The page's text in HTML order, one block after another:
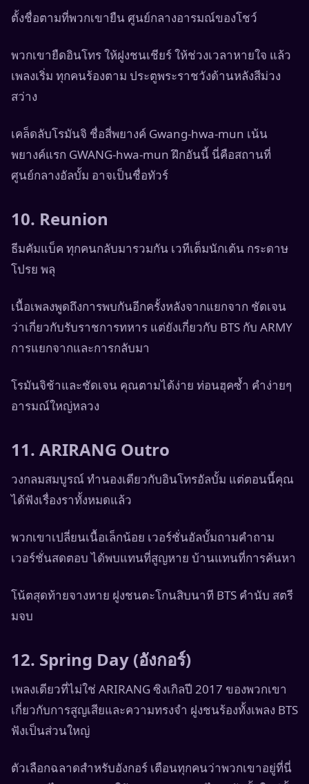
ตั้งชื่อตามที่พวกเขายืน ศูนย์กลางอารมณ์ของโชว์
พวกเขายืดอินโทร ให้ฝูงชนเชียร์ ให้ช่วงเวลาหายใจ แล้ว
เพลงเริ่ม ทุกคนร้องตาม ประตูพระราชวังด้านหลังสีม่วง
สว่าง
เคล็ดลับโรมันจิ ชื่อสี่พยางค์ Gwang-hwa-mun เน้น
พยางค์แรก GWANG-hwa-mun ฝึกอันนี้ นี่คือสถานที่
ศูนย์กลางอัลบั้ม อาจเป็นชื่อทัวร์
10. Reunion
ธีมคัมแบ็ค ทุกคนกลับมารวมกัน เวทีเต็มนักเต้น กระดาษ
โปรย พลุ
เนื้อเพลงพูดถึงการพบกันอีกครั้งหลังจากแยกจาก ชัดเจน
ว่าเกี่ยวกับรับราชการทหาร แต่ยังเกี่ยวกับ BTS กับ ARMY
การแยกจากและการกลับมา
โรมันจิช้าและชัดเจน คุณตามได้ง่าย ท่อนฮุคซ้ำ คำง่ายๆ
อารมณ์ใหญ่หลวง
11. ARIRANG Outro
วงกลมสมบูรณ์ ทำนองเดียวกับอินโทรอัลบั้ม แต่ตอนนี้คุณ
ได้ฟังเรื่องราทั้งหมดแล้ว
พวกเขาเปลี่ยนเนื้อเล็กน้อย เวอร์ชั่นอัลบั้มถามคำถาม
เวอร์ชั่นสดตอบ ได้พบแทนที่สูญหาย บ้านแทนที่การค้นหา
โน้ตสุดท้ายจางหาย ฝูงชนตะโกนสิบนาที BTS คำนับ สตรี
มจบ
12. Spring Day (อังกอร์)
เพลงเดียวที่ไม่ใช่ ARIRANG ซิงเกิลปี 2017 ของพวกเขา
เกี่ยวกับการสูญเสียและความทรงจำ ฝูงชนร้องทั้งเพลง BTS
ฟังเป็นส่วนใหญ่
ตัวเลือกฉลาดสำหรับอังกอร์ เตือนทุกคนว่าพวกเขาอยู่ที่นี่